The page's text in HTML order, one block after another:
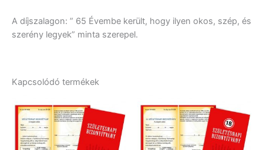
A díjszalagon: ” 65 Évembe került, hogy ilyen okos, szép, és
szerény legyek” minta szerepel.
Kapcsolódó termékek